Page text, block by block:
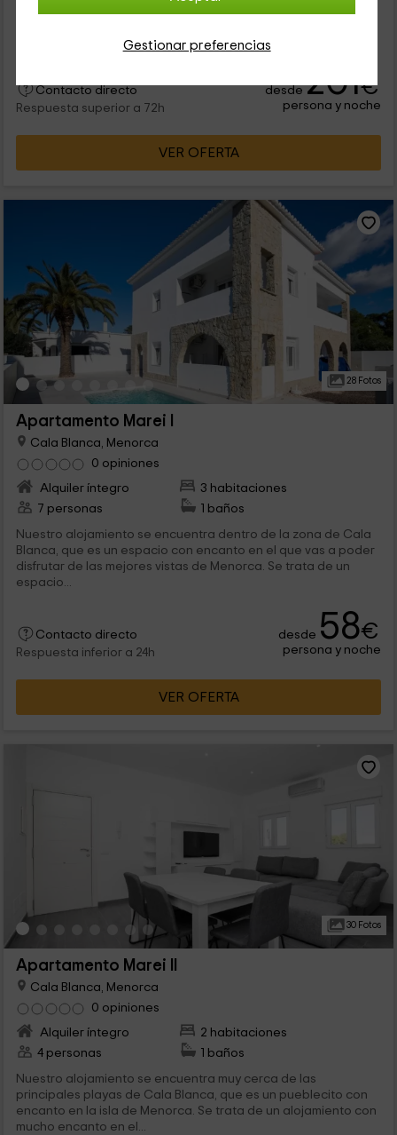
Gestionar preferencias
Blanca, que es un espacio con encanto en el que vas a poder
Contacto directo
Respuesta superior a 72h
desde 201€
persona y noche
VER OFERTA
28 Fotos
Apartamento Marei I
Cala Blanca, Menorca
0 opiniones
Alquiler íntegro
3 habitaciones
7 personas
1 baños
Nuestro alojamiento se encuentra dentro de la zona de Cala
Blanca, que es un espacio con encanto en el que vas a poder
disfrutar de las mejores vistas de Menorca. Se trata de un
espacio...
Contacto directo
Respuesta inferior a 24h
desde 58€
persona y noche
VER OFERTA
30 Fotos
Apartamento Marei II
Cala Blanca, Menorca
0 opiniones
Alquiler íntegro
2 habitaciones
4 personas
1 baños
Nuestro alojamiento se encuentra muy cerca de las
principales playas de Cala Blanca, que es un pueblecito con
encanto en la isla de Menorca. Se trata de un alojamiento con
mucho encanto en el...